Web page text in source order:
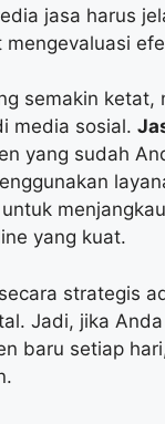
jasa harus
semakin
media sosial.
yang sudah
yang kuat.
strategis
Jadi, jika
baru setiap